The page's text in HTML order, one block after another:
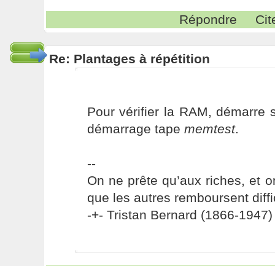
Répondre
Re: Plantages à répétition
Pour vérifier la RAM, démarre
démarrage tape memtest.
--
On ne prête qu’aux riches, et
que les autres remboursent
-+- Tristan Bernard (1866-1947)